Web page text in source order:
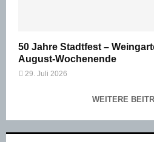
50 Jahre Stadtfest –
August-Wochenende
29. Juli 2026
WEITERE